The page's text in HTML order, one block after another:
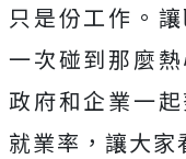
只是份工作。
一次碰到那麼
政府和企業一
就業率，讓大家